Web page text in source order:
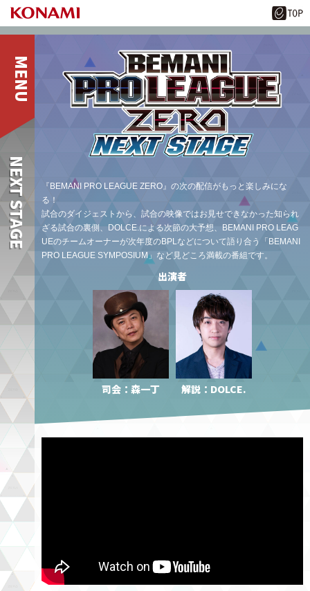
NEXT STAGE
『BEMANI PRO LEAGUE ZERO』の次の配信がもっと楽しみにな
る！
試合のダイジェストから、試合の映像ではお見せできなかった知られ
ざる試合の裏側、
DOLCE.による次節の大予想、BEMANI PRO LEAG
UEのチームオーナーが次年度のBPLなどについて語り合う「BEMANI
PRO LEAGUE SYMPOSIUM」など見どころ満載の番組です。
出演者
司会：森一丁 解説：DOLCE.